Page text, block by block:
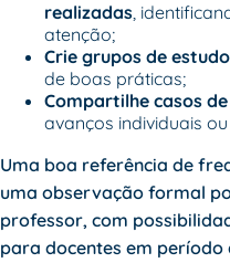
realizadas,
atenção;
Crie grupos de
de boas práticas;
Compartilhe casos
avanços individuais
Uma boa referência de
uma observação formal
professor, com
para docentes em